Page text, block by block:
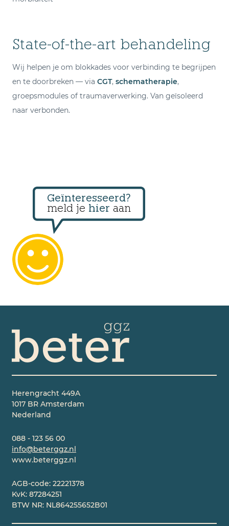
State-of-the-art behandeling
Wij helpen je om blokkades voor verbinding te begrijpen
en te doorbreken — via CGT, schematherapie,
groepsmodules of traumaverwerking. Van geïsoleerd
naar verbonden.
Geïnteresseerd?
meld je hier aan
Herengracht 449A
1017 BR Amsterdam
Nederland
088 - 123 56 00
info@beterggz.nl
www.beterggz.nl
AGB-code: 22221378
KvK: 87284251
BTW NR: NL864255652B01